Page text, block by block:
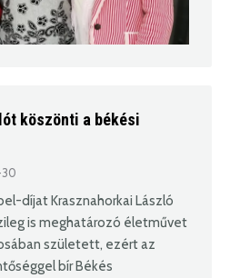
köszönti a békési
díjat Krasznahorkai László
is meghatározó életművet
született, ezért az
bír Békés